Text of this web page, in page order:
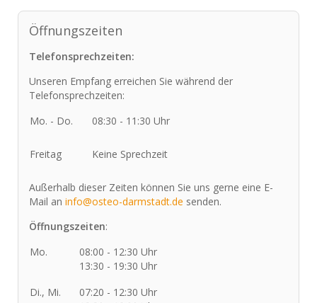
Öffnungszeiten
Telefonsprechzeiten:
Unseren Empfang erreichen Sie während der
Telefonsprechzeiten:
Mo. - Do.
08:30 - 11:30 Uhr
Freitag Keine Sprechzeit
Außerhalb dieser Zeiten können Sie uns gerne eine E-
Mail an info@osteo-darmstadt.de senden.
Öffnungszeiten:
Mo.
08:00 - 12:30 Uhr
13:30 - 19:30 Uhr
Di., Mi.
07:20 - 12:30 Uhr